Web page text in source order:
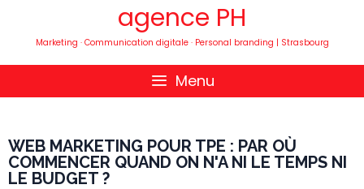
agence PH
Marketing · Communication digitale · Personal branding | Strasbourg
Menu
WEB MARKETING POUR TPE : PAR OÙ
COMMENCER QUAND ON N'A NI LE TEMPS NI
LE BUDGET ?